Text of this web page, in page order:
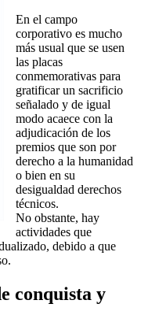
En el campo
corporativo es mucho
más usual que se usen
las placas
conmemorativas para
gratificar un sacrificio
señalado y de igual
modo acaece con la
adjudicación de los
premios que son por
derecho a la humanidad
o bien en su
desigualdad derechos
técnicos.
No obstante, hay
actividades que
debido a que
conquista y